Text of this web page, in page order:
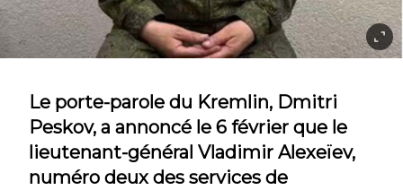
Le porte-parole du Kremlin, Dmitri
Peskov, a annoncé le 6 février que le
lieutenant-général Vladimir Alexeïev,
numéro deux des services de